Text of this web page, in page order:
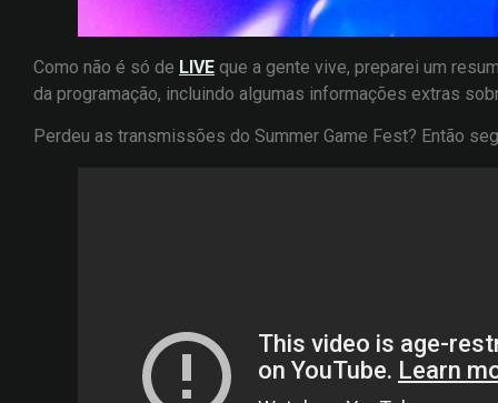
Como não é só de LIVE que a gente vive, preparei um
da programação, incluindo algumas informações extras
Perdeu as transmissões do Summer Game Fest? Então